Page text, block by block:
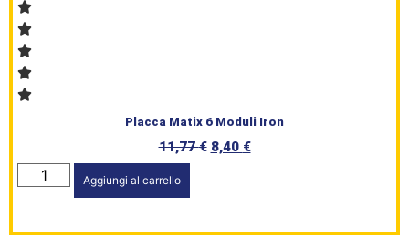
HomePage
Shop
Placca Matix 6 Moduli Iron
11,77€ 8,40 €
Aggiungi al carrello